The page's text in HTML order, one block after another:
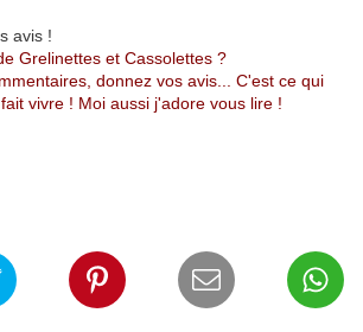
avis !
Grelinettes et Cassolettes ?
donnez vos avis... C'est ce qui
vivre ! Moi aussi j'adore vous lire !